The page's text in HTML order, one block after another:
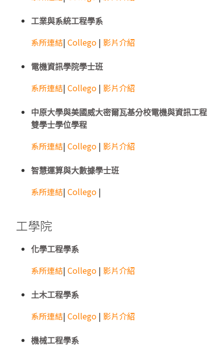
工業與系統工程學系
系所連結|Collego | 影片介紹
電機資訊學院學士班
系所連結|Collego | 影片介紹
中原大學與美國威大密爾瓦基分校電機與資訊工程
雙學士學位學程
系所連結|Collego | 影片介紹
智慧運算與大數據學士班
系所連結|Collego |
工學院
化學工程學系
系所連結|Collego | 影片介紹
土木工程學系
系所連結|Collego | 影片介紹
機械工程學系